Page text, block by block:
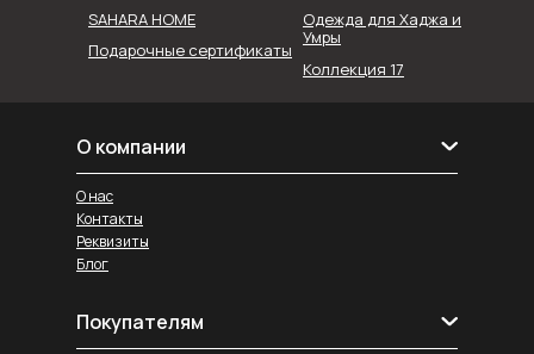
Коллекция 17
SAHARA HOME
Подарочные сертификаты
Одежда для Хаджа и
Умры
О компании
Реквизиты
Блог
О нас
Контакты
Покупателям